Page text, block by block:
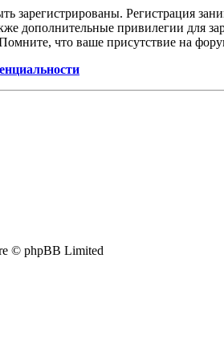
Регистрация
дополнительные привилегии для
что ваше присутствие на
© phpBB Limited